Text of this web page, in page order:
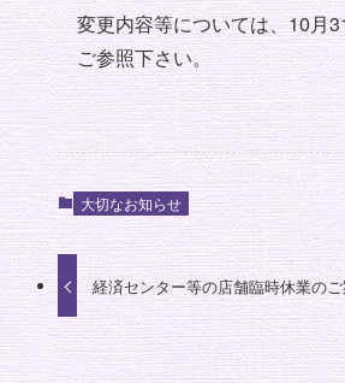
変更内容等については、10月
ご参照下さい。
大切なお知らせ
経済センター等の店舗臨時休業の